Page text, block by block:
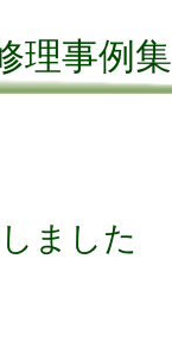
理事例集
ました